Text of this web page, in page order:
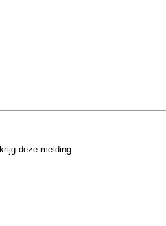
deze melding: